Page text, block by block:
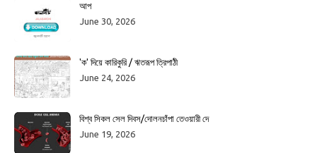
আপ
June 30, 2026
'ক' দিয়ে কারিকুরি / ঋতরূপ ত্রিপাঠী
June 24, 2026
বিশ্ব সিকল সেল দিবস/দোলনচাঁপা তেওয়ারী দে
June 19, 2026